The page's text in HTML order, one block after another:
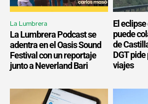
La Lumbrera
La Lumbrera Podcast se
adentra en el Oasis Sound
Festival con un reportaje
junto a Neverland Bari
El
puede
de
DGT
viajes